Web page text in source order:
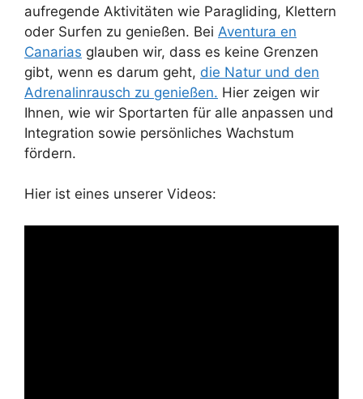
aufregende Aktivitäten wie Paragliding, Klettern
oder Surfen zu genießen. Bei Aventura en
Canarias glauben wir, dass es keine Grenzen
gibt, wenn es darum geht, die Natur und den
Adrenalinrausch zu genießen. Hier zeigen wir
Ihnen, wie wir Sportarten für alle anpassen und
Integration sowie persönliches Wachstum
fördern.
Hier ist eines unserer Videos: